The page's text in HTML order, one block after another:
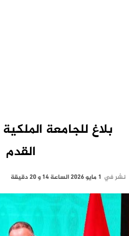
بلاغ للجامعة
القدم
نشر في 1 مايو 2026 الساعة 14 و 20 دقيقة